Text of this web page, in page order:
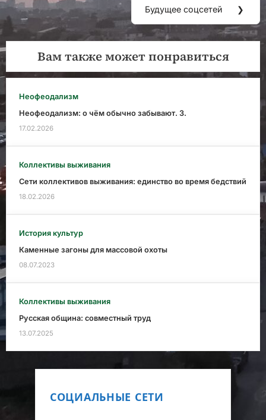
записям
Следующая
запись:
Будущее соцсетей ❯
Вам также может понравиться
Неофеодализм
Неофеодализм: о чём обычно забывают. 3.
17.02.2026
Коллективы выживания
Сети коллективов выживания: единство во время бедствий
18.02.2026
История культур
Каменные загоны для массовой охоты
08.07.2023
Коллективы выживания
Русская община: совместный труд
13.07.2025
СОЦИАЛЬНЫЕ СЕТИ